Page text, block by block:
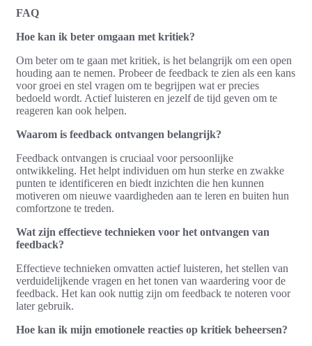
FAQ
Hoe kan ik beter omgaan met kritiek?
Om beter om te gaan met kritiek, is het belangrijk om een open
houding aan te nemen. Probeer de feedback te zien als een kans
voor groei en stel vragen om te begrijpen wat er precies
bedoeld wordt. Actief luisteren en jezelf de tijd geven om te
reageren kan ook helpen.
Waarom is feedback ontvangen belangrijk?
Feedback ontvangen is cruciaal voor persoonlijke
ontwikkeling. Het helpt individuen om hun sterke en zwakke
punten te identificeren en biedt inzichten die hen kunnen
motiveren om nieuwe vaardigheden aan te leren en buiten hun
comfortzone te treden.
Wat zijn effectieve technieken voor het ontvangen van
feedback?
Effectieve technieken omvatten actief luisteren, het stellen van
verduidelijkende vragen en het tonen van waardering voor de
feedback. Het kan ook nuttig zijn om feedback te noteren voor
later gebruik.
Hoe kan ik mijn emotionele reacties op kritiek beheersen?